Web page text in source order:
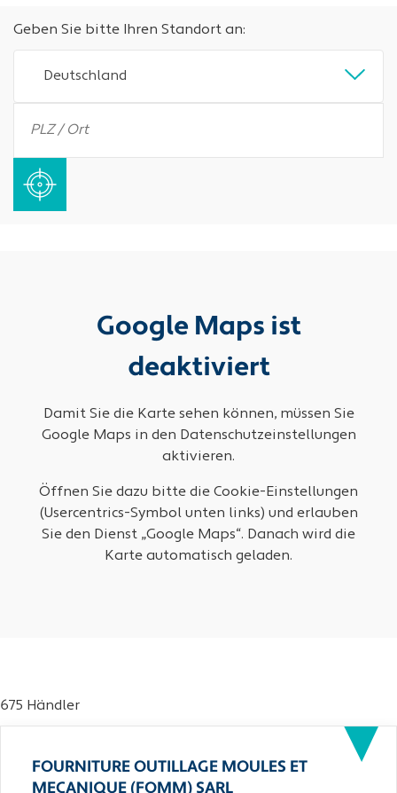
Geben Sie bitte Ihren Standort an:
Deutschland
Google Maps ist
deaktiviert
Damit Sie die Karte sehen können, müssen Sie
Google Maps in den Datenschutzeinstellungen
aktivieren.
Öffnen Sie dazu bitte die Cookie-Einstellungen
(Usercentrics-Symbol unten links) und erlauben
Sie den Dienst „Google Maps“. Danach wird die
Karte automatisch geladen.
675 Händler
FOURNITURE OUTILLAGE MOULES ET
MECANIQUE (FOMM) SARL